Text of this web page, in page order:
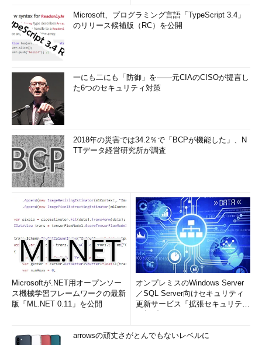
Microsoft、プログラミング言語「TypeScript 3.4」
のリリース候補版（RC）を公開
一にも二にも「防御」を――元CIAのCISOが提言し
た6つのセキュリティ対策
2018年の災害では34.2％で「BCPが機能した」、N
TTデータ経営研究所が調査
Microsoftが.NET用オープンソー
ス機械学習フレームワークの最新
版「ML.NET 0.11」を公開
オンプレミスのWindows Server
／SQL Server向けセキュリティ
更新サービス「拡張セキュリティ
arrowsの頑丈さがとんでもないレベルに